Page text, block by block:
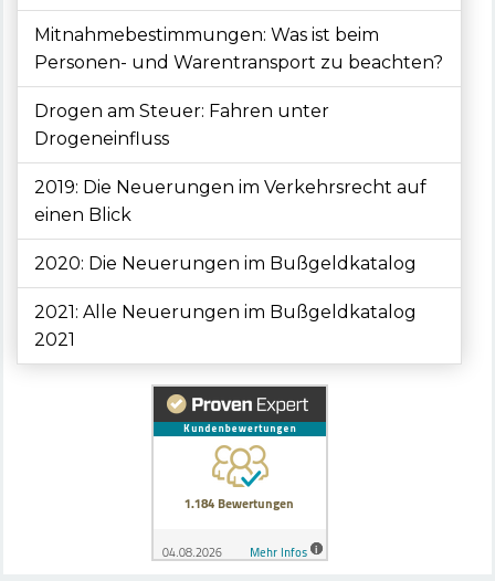
Mitnahmebestimmungen: Was ist beim
Personen- und Warentransport zu beachten?
Drogen am Steuer: Fahren unter
Drogeneinfluss
2019: Die Neuerungen im Verkehrsrecht auf
einen Blick
2020: Die Neuerungen im Bußgeldkatalog
2021: Alle Neuerungen im Bußgeldkatalog
2021